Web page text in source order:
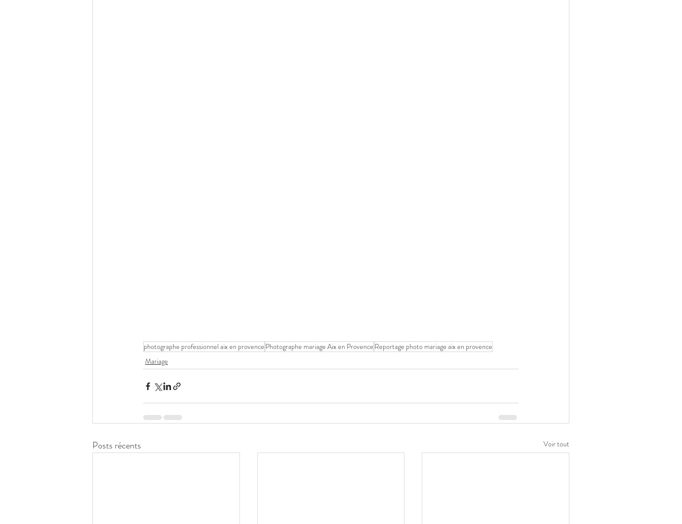
photographe professionnel aix en provence Photographe mariage Aix en Provence Reportage photo mariage aix en provence
Mariage
Posts récents Voir tout